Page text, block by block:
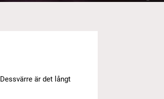
är det långt